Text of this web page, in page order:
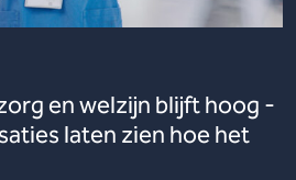
en welzijn blijft hoog -
laten zien hoe het